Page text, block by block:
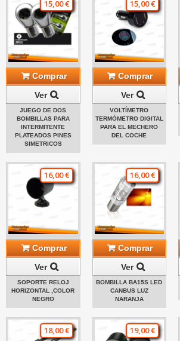
15,00 €
Comprar
Ver
JUEGO DE DOS
BOMBILLAS PARA
INTERMITENTE
PLATEADOS PINES
SIMETRICOS
15,00 €
Comprar
Ver
VOLTÍMETRO
TERMÓMETRO DIGITAL
PARA EL MECHERO
DEL COCHE
16,00 €
Comprar
Ver
SOPORTE RELOJ
HORIZONTAL ,COLOR
NEGRO
16,00 €
Comprar
Ver
BOMBILLA BA15S LED
CANBUS LUZ
NARANJA
18,00 € 19,00 €